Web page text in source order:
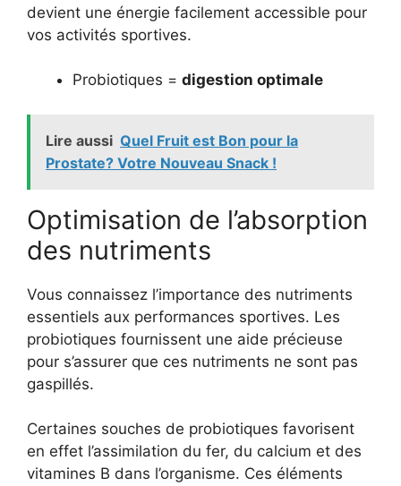
devient une énergie facilement accessible pour
vos activités sportives.
Probiotiques = digestion optimale
Lire aussi Quel Fruit est Bon pour la
Prostate? Votre Nouveau Snack !
Optimisation de l’absorption
des nutriments
Vous connaissez l’importance des nutriments
essentiels aux performances sportives. Les
probiotiques fournissent une aide précieuse
pour s’assurer que ces nutriments ne sont pas
gaspillés.
Certaines souches de probiotiques favorisent
en effet l’assimilation du fer, du calcium et des
vitamines B dans l’organisme. Ces éléments